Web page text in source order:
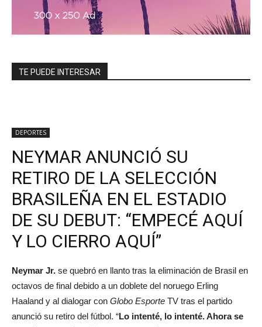
TE PUEDE INTERESAR